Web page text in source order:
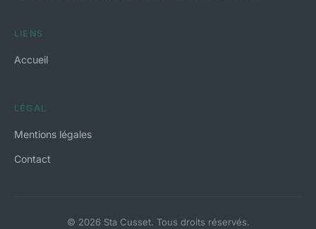
LIENS
Accueil
LÉGAL
Mentions légales
Contact
© 2026 Sta Cusset. Tous droits réservés.